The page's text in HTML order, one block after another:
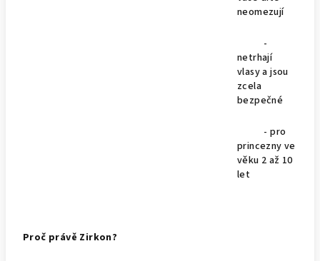
neomezují
-
netrhají
vlasy a jsou
zcela
bezpečné
- pro
princezny ve
věku 2 až 10
let
Proč právě Zirkon?